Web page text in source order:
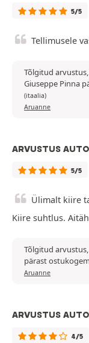
5/5
Tellimusele
Tõlgitud
Giuseppe Pinna
(itaalia)
Aruanne
ARVUSTUS
5/5
Ülimalt kiire
Kiire suhtlus.
Tõlgitud
pärast
Aruanne
ARVUSTUS
4/5